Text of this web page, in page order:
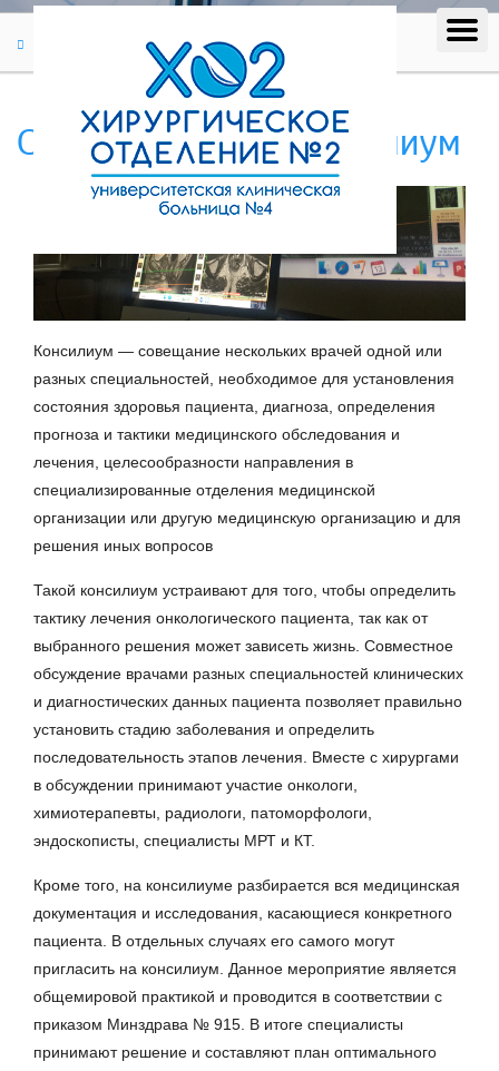
Диагностика Онкологический консилиум
Онкологический консилиум
Консилиум — совещание нескольких врачей одной или
разных специальностей, необходимое для установления
состояния здоровья пациента, диагноза, определения
прогноза и тактики медицинского обследования и
лечения, целесообразности направления в
специализированные отделения медицинской
организации или другую медицинскую организацию и для
решения иных вопросов
Такой консилиум устраивают для того, чтобы определить
тактику лечения онкологического пациента, так как от
выбранного решения может зависеть жизнь. Совместное
обсуждение врачами разных специальностей клинических
и диагностических данных пациента позволяет правильно
установить стадию заболевания и определить
последовательность этапов лечения. Вместе с хирургами
в обсуждении принимают участие онкологи,
химиотерапевты, радиологи, патоморфологи,
эндоскописты, специалисты МРТ и КТ.
Кроме того, на консилиуме разбирается вся медицинская
документация и исследования, касающиеся конкретного
пациента. В отдельных случаях его самого могут
пригласить на консилиум. Данное мероприятие является
общемировой практикой и проводится в соответствии с
приказом Минздрава № 915. В итоге специалисты
принимают решение и составляют план оптимального